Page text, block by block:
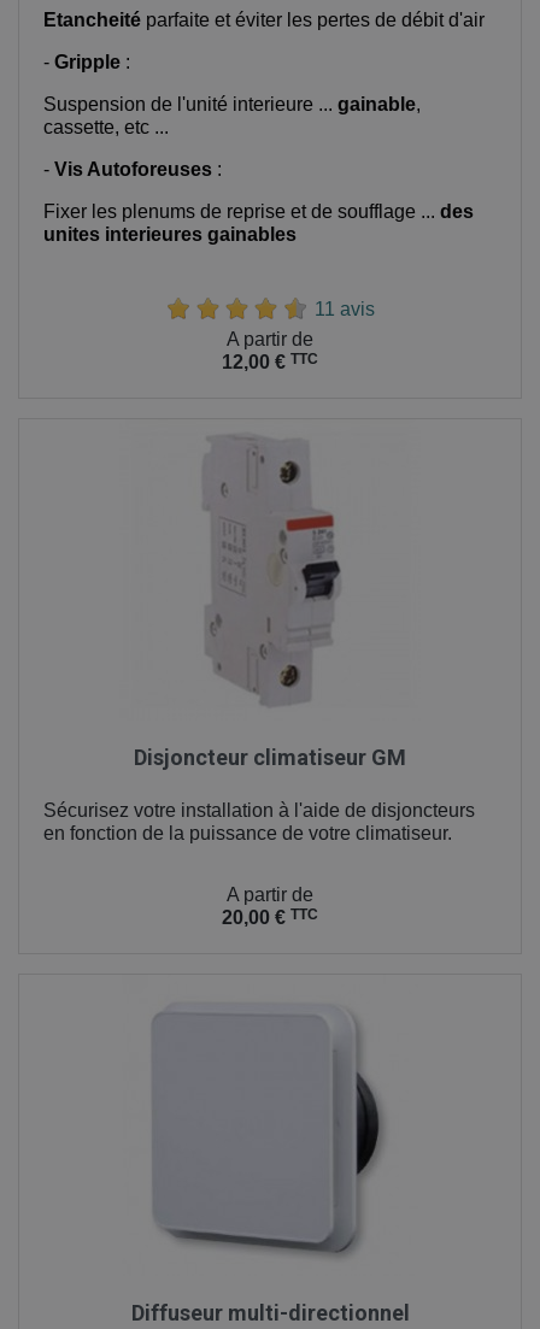
Etancheité parfaite et éviter les pertes de débit d'air
- Gripple :
Suspension de l'unité interieure ... gainable,
cassette, etc ...
- Vis Autoforeuses :
Fixer les plenums de reprise et de soufflage ... des
unites interieures gainables
11 avis
A partir de
12,00 € TTC
Disjoncteur climatiseur GM
Sécurisez votre installation à l'aide de disjoncteurs
en fonction de la puissance de votre climatiseur.
A partir de
20,00 € TTC
Diffuseur multi-directionnel